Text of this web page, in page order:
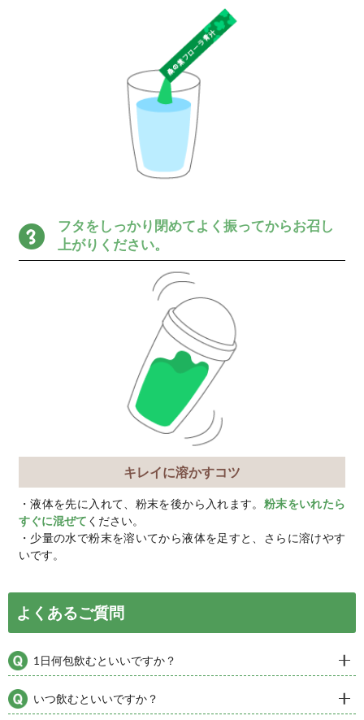
2種類の食物繊維
食べ過ぎも抑えら
毎日のスッキリをサポートす
ス良く配合。食物繊維が腸内で
にとって良い環境をつくり、
を発揮します。
すぐれた抗酸化作
体へとサポートし
ストレス、過激な運動、紫外
などさまざまな不調につながり
®』は、桑の葉＋3つのバラン